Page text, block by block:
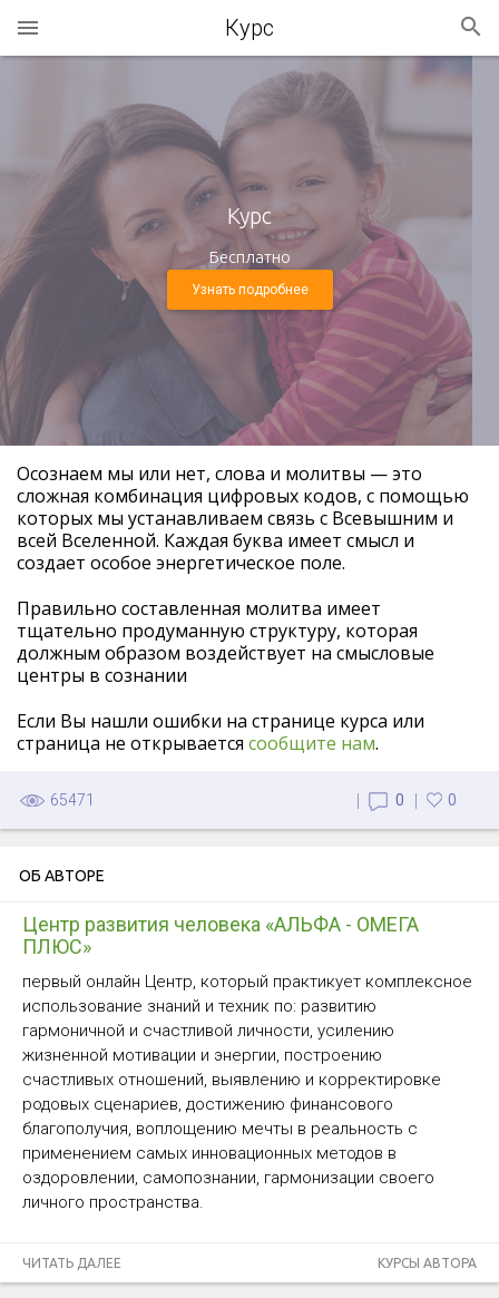
Курс
Курс
Бесплатно
Узнать подробнее
Осознаем мы или нет, слова и молитвы — это
сложная комбинация цифровых кодов, с помощью
которых мы устанавливаем связь с Всевышним и
всей Вселенной. Каждая буква имеет смысл и
создает особое энергетическое поле.
Правильно составленная молитва имеет
тщательно продуманную структуру, которая
должным образом воздействует на смысловые
центры в сознании
Если Вы нашли ошибки на странице курса или
страница не открывается сообщите нам.
65471 0 0
ОБ АВТОРЕ
Центр развития человека «АЛЬФА - ОМЕГА
ПЛЮС»
первый онлайн Центр, который практикует комплексное
использование знаний и техник по: развитию
гармоничной и счастливой личности, усилению
жизненной мотивации и энергии, построению
счастливых отношений, выявлению и корректировке
родовых сценариев, достижению финансового
благополучия, воплощению мечты в реальность c
применением самых инновационных методов в
оздоровлении, самопознании, гармонизации своего
личного пространства.
ЧИТАТЬ ДАЛЕЕ КУРСЫ АВТОРА